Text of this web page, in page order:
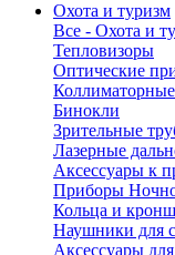
Охота и туризм
Все - Охота и
Тепловизоры
Оптические
Бинокли
Зрительные
Лазерные
Аксессуары к
Приборы
Кольца и
Наушники для
Аксессуары